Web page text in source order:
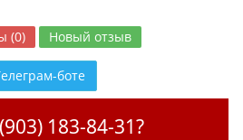
(0) Новый отзыв
боте
183-84-31?